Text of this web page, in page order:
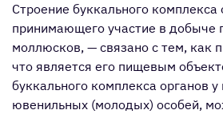
Строение буккального
принимающего участие в добыче
моллюсков, — связано с тем, как
что является его пищевым
буккального комплекса органов у
ювенильных (молодых) особей,